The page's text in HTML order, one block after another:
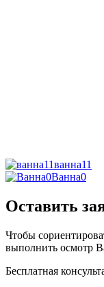
ванна11
Ванна0
Оставить
Чтобы
выполнить осмотр
Бесплатная